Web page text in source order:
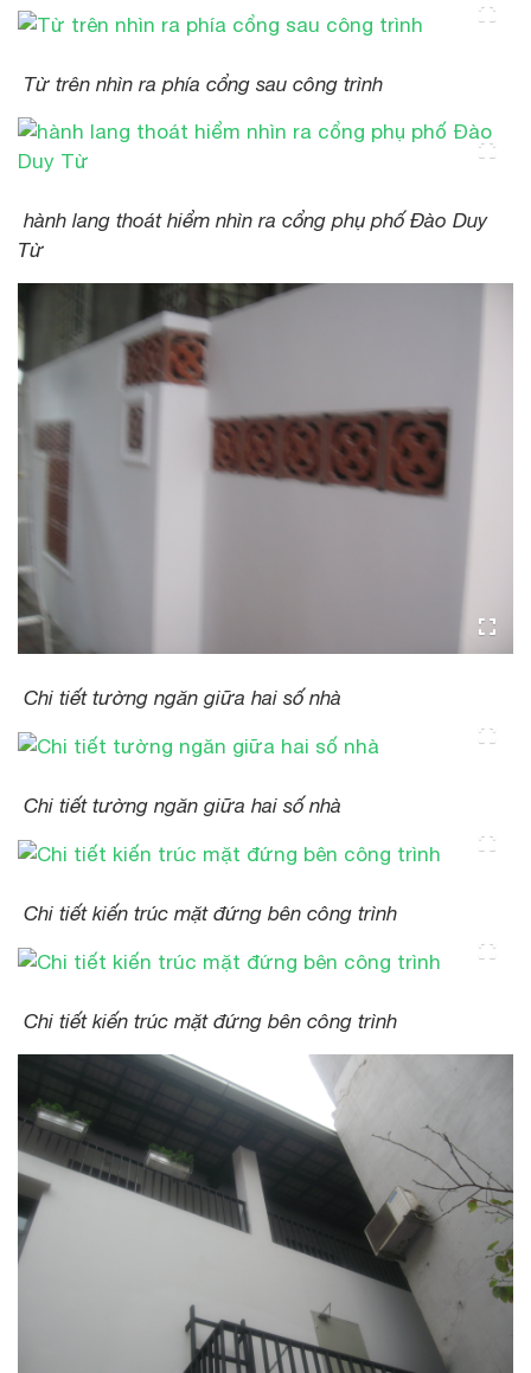
Từ trên nhìn ra phía cổng sau công trình
hành lang thoát hiểm nhìn ra cổng phụ phố Đào Duy
Từ
Chi tiết tường ngăn giữa hai số nhà
Chi tiết tường ngăn giữa hai số nhà
Chi tiết kiến trúc mặt đứng bên công trình
Chi tiết kiến trúc mặt đứng bên công trình